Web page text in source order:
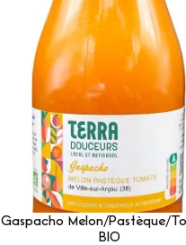
Gaspacho Melon/Pastèque/
BIO